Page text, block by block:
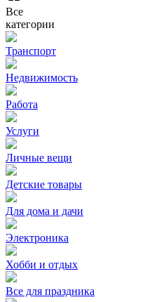
Все
категории
Транспорт
Недвижимость
Работа
Услуги
Личные вещи
Детские товары
Для дома и дачи
Электроника
Хобби и отдых
Все для праздника